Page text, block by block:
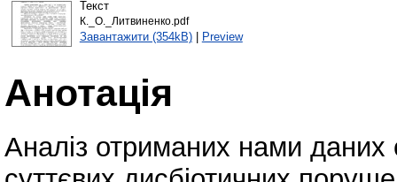
Текст
К._О._Литвиненко.pdf
Завантажити (354kB)| Preview
Анотація
Аналіз отриманих нами даних